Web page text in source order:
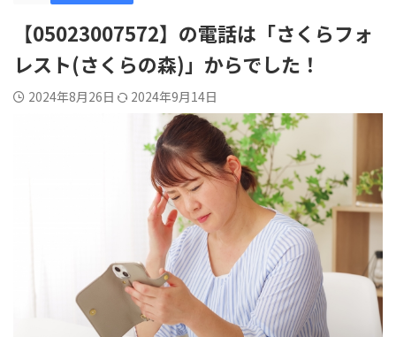
【05023007572】の電話は「さくらフォ
レスト(さくらの森)」からでした！
2024年8月26日 2024年9月14日